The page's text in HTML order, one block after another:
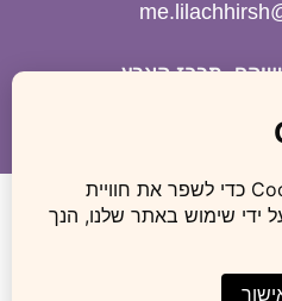
דין לענייני משפחה, גירושין
אישי
הירש אופיר © אין באמור באתר